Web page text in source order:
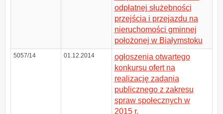
odpłatnej służebności
przejścia i przejazdu na
nieruchomości gminnej
położonej w Białymstoku
5057/14 01.12.2014
ogłoszenia otwartego
konkursu ofert na
realizację zadania
publicznego z zakresu
spraw społecznych w
2015 r.